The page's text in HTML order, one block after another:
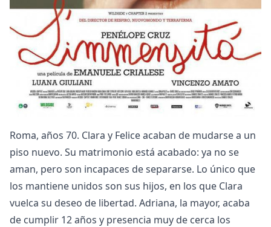
Roma, años 70. Clara y Felice acaban de mudarse a un
piso nuevo. Su matrimonio está acabado: ya no se
aman, pero son incapaces de separarse. Lo único que
los mantiene unidos son sus hijos, en los que Clara
vuelca su deseo de libertad. Adriana, la mayor, acaba
de cumplir 12 años y presencia muy de cerca los